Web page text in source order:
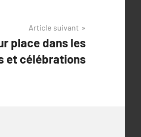
Article suivant
place dans les
et célébrations